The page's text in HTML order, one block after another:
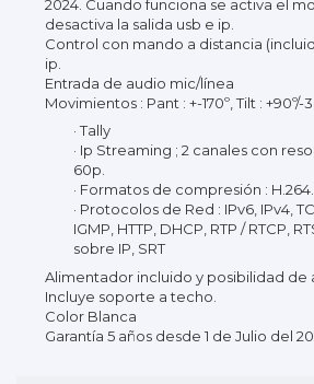
2024. Cuando funciona se activa el
desactiva la salida usb e ip.
Control con mando a distancia
ip.
Entrada de audio mic/línea
Movimientos : Pant : +-170º, Tilt : +90º/-
· Tally
· Ip Streaming ; 2 canales con
60p.
· Formatos de compresión : H.264.
· Protocolos de Red : IPv6, IPv4,
IGMP, HTTP, DHCP, RTP / RTCP,
sobre IP, SRT
Alimentador incluido y posibilidad de
Incluye soporte a techo.
Color Blanca
Garantía 5 años desde 1 de Julio del